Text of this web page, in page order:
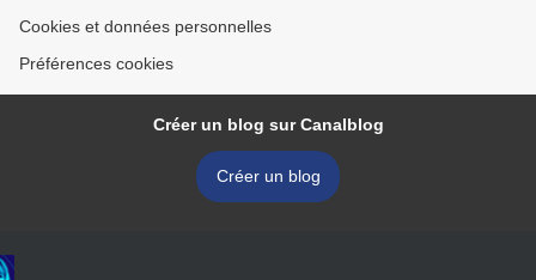
Cookies et données personnelles
Préférences cookies
Créer un blog sur Canalblog
Créer un blog